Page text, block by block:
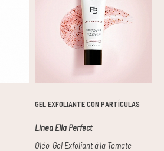
GEL EXFOLIANTE CON PARTÍCULAS
Línea Ella Perfect
Oléo-Gel Exfoliant á la Tomate